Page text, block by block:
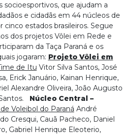
que ajudam a
e cidadãs em 44 núcleos de
cinco estados brasileiros. Segue
dos projetos Vôlei em Rede e
da Taça Paraná e os
jogaram: Projeto Vôlei em
de Itu Vitor Silva Santos, José
Erick Januário, Kainan Henrique,
Alexandre Oliveira, João Augusto
Núcleo Central –
Voleibol do Paraná André
Cresqui, Cauã Pacheco, Daniel
Gabriel Henrique Eleoterio,